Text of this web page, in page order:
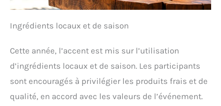
Ingrédients locaux et de saison
Cette année, l’accent est mis sur l’utilisation
d’ingrédients locaux et de saison. Les participants
sont encouragés à privilégier les produits frais et de
qualité, en accord avec les valeurs de l’événement.